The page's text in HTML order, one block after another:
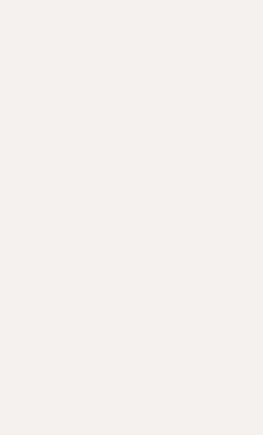
Trekhaak
aflevering?
motor en versnellingsbak
u direct de weg op
voor optimale
geleverde tellerstand
naar uw volgende auto
uitgebreide BOVAG-
inruilwaarde voor
naar 0546 – 721 024
dealer sinds 2010,